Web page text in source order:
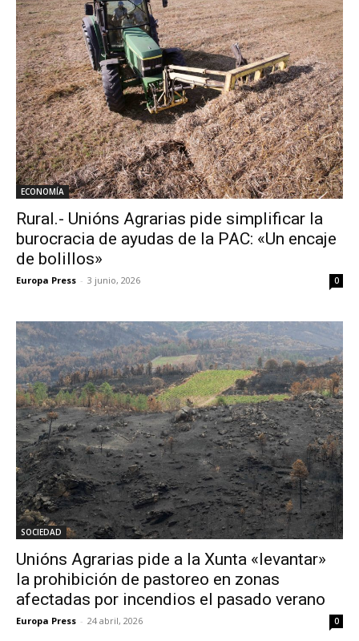
ECONOMÍA
Rural.- Unións Agrarias pide simplificar la
burocracia de ayudas de la PAC: «Un encaje
de bolillos»
Europa Press - 3 junio, 2026 0
SOCIEDAD
Unións Agrarias pide a la Xunta «levantar»
la prohibición de pastoreo en zonas
afectadas por incendios el pasado verano
Europa Press - 24 abril, 2026 0